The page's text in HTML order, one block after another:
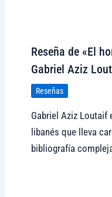
Reseña de «El
Gabriel Aziz
Reseñas
Gabriel Aziz Loutaif
libanés que lleva
bibliografía